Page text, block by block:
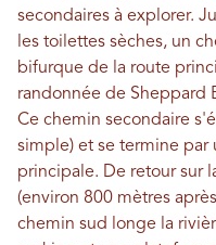
secondaires à explorer.
les toilettes sèches, un
bifurque de la route
randonnée de Sheppard
Ce chemin secondaire
simple) et se termine
principale. De retour sur
(environ 800 mètres
chemin sud longe la